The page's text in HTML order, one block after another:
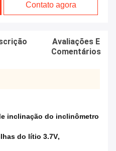
Contato agora
Avaliações E
Comentários
inclinação do inclinômetro
do lítio 3.7V,